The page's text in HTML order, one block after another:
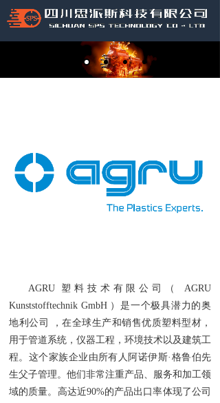
AGRU 塑料技术有限公司（ AGRU
Kunststofftechnik GmbH ）是一个极具潜力的奥
地利公司 ，在全球生产和销售优质塑料型材，
用于管道系统，仪器工程，环境技术以及建筑工
程。这个家族企业由所有人阿诺伊斯·格鲁伯先
生父子管理。他们非常注重产品、服务和加工领
域的质量。高达近90%的产品出口率体现了公司